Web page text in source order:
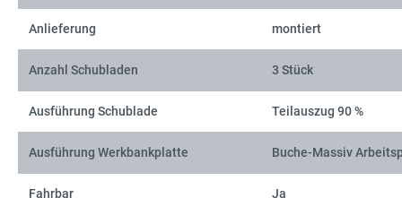
Anlieferung montiert
Anzahl Schubladen 3 Stück
Ausführung Schublade Teilauszug 90 %
Ausführung Werkbankplatte Buche-Massiv
Fahrbar Ja